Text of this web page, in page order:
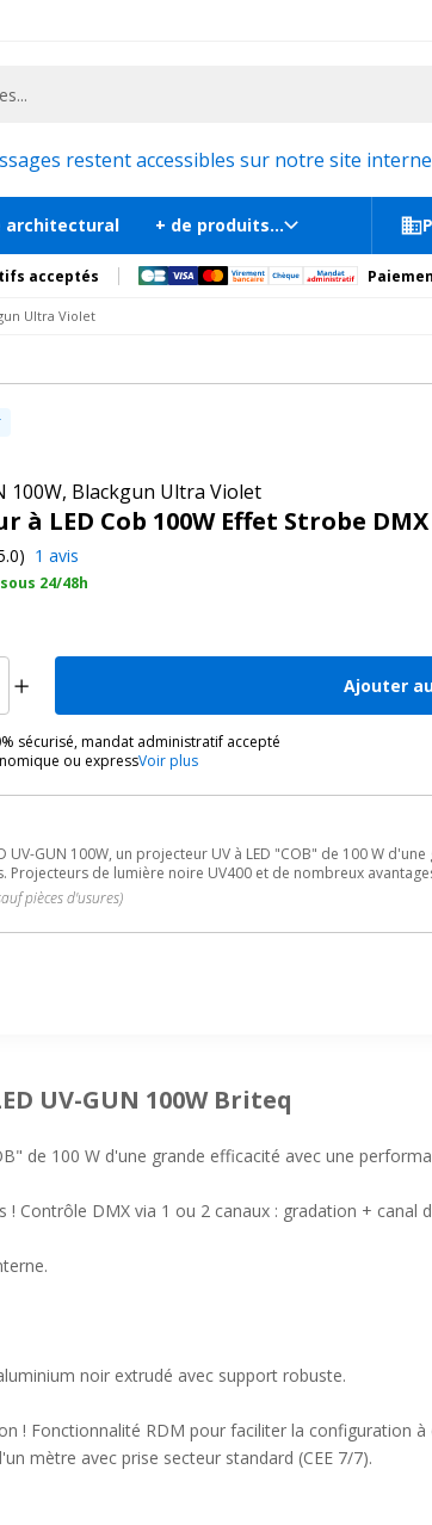
stand exposition, scène, podium et estrade, etc. |
restent accessibles sur notre site
architectural + de produits...
acceptés
Ultra Violet
100W, Blackgun Ultra Violet
à LED Cob 100W Effet Strobe DMX
1 avis
24/48h
Ajouter
sécurisé, mandat administratif accepté
ou expressVoir plus
UV-GUN 100W, un projecteur UV à LED "COB" de 100 W
Projecteurs de lumière noire UV400 et de nombreux
pièces d'usures)
UV-GUN 100W Briteq
de 100 W d'une grande efficacité avec une
Contrôle DMX via 1 ou 2 canaux : gradation + canal
noir extrudé avec support robuste.
! Fonctionnalité RDM pour faciliter la configuration à
mètre avec prise secteur standard (CEE 7/7).